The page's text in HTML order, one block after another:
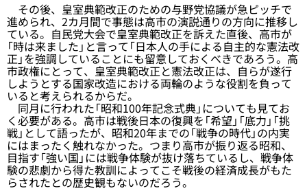
その後、皇室典範改正のための与野党協議が急ピッチで
進められ、2カ月間で事態は高市の演説通りの方向に推移し
ている。自民党大会で皇室典範改正を訴えた直後、高市が
「時は来ました」と言って「日本人の手による自主的な憲法改
正」を強調していることにも留意しておくべきであろう。高
市政権にとって、皇室典範改正と憲法改正は、自らが遂行
しようとする国家改造における両輪のような役割を負って
いると考えられるからだ。
同月に行われた「昭和100年記念式典」についても見てお
く必要がある。高市は戦後日本の復興を「希望」「底力」「挑
戦」として語ったが、昭和20年までの「戦争の時代」の内実
にはまったく触れなかった。つまり高市が振り返る昭和、
目指す「強い国」には戦争体験が抜け落ちているし、戦争体
験の悲劇から得た教訓によってこそ戦後の経済成長がもた
らされたとの歴史観もないのだろう。